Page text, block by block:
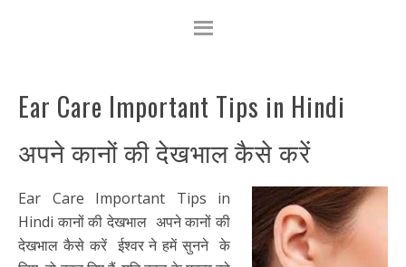
Ear Care Important Tips in Hindi
अपने कानों की देखभाल कैसे करें
Ear Care Important Tips in
Hindi कानों की देखभाल अपने कानों की
देखभाल कैसे करें ईश्वर ने हमें सुनने के